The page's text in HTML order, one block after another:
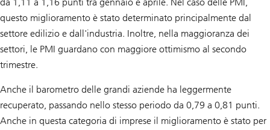
questo miglioramento è stato determinato principalmente dal
settore edilizio e dall'industria. Inoltre, nella maggioranza dei
settori, le PMI guardano con maggiore ottimismo al secondo
trimestre.
Anche il barometro delle grandi aziende ha leggermente
recuperato, passando nello stesso periodo da 0,79 a 0,81 punti.
Anche in questa categoria di imprese il miglioramento è stato per